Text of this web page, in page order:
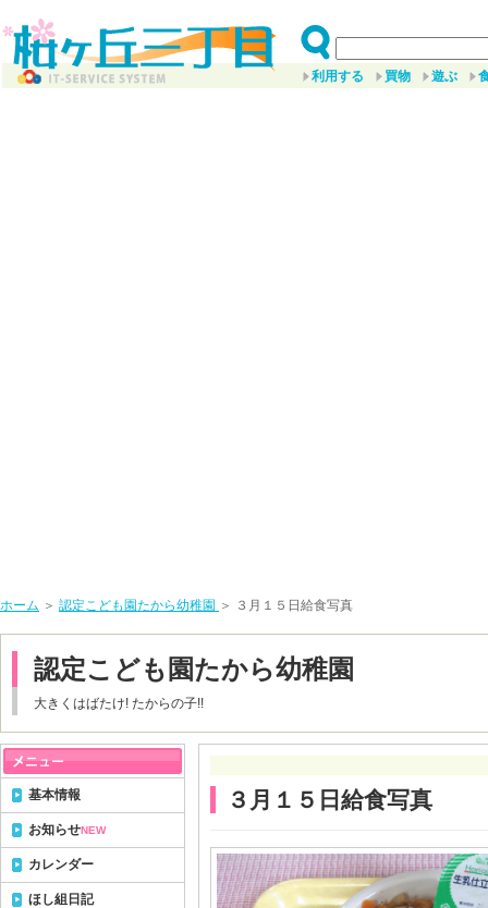
利用する 買物 遊ぶ
ホーム ＞ 認定こども園たから幼稚園 ＞ ３月１５日給食写真
認定こども園たから幼稚園
大きくはばたけ! たからの子!!
３月１５日給食写真
基本情報
お知らせNEW
カレンダー
ほし組日記